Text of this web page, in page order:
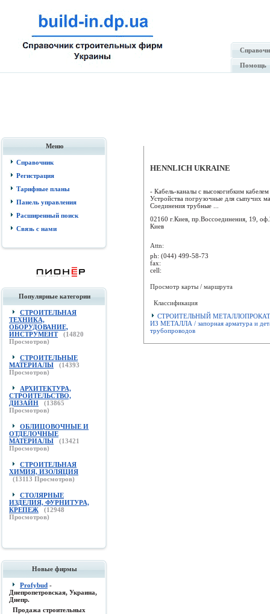
Помощь
Меню
Справочник
Регистрация
Тарифные планы
Панель управления
Расширенный поиск
Связь с нами
Популярные категории
СТРОИТЕЛЬНАЯ
ТЕХНИКА,
ОБОРУДОВАНИЕ,
ИНСТРУМЕНТ
(14820
Просмотров)
СТРОИТЕЛЬНЫЕ
МАТЕРИАЛЫ
(14393
Просмотров)
АРХИТЕКТУРА,
СТРОИТЕЛЬСТВО,
ДИЗАЙН
(13865
Просмотров)
ОБЛИЦОВОЧНЫЕ И
ОТДЕЛОЧНЫЕ
МАТЕРИАЛЫ
(13421
Просмотров)
СТРОИТЕЛЬНАЯ
ХИМИЯ, ИЗОЛЯЦИЯ
(13113 Просмотров)
СТОЛЯРНЫЕ
ИЗДЕЛИЯ, ФУРНИТУРА,
КРЕПЕЖ
(12948
Просмотров)
Новые фирмы
Profybud -
Днепропетровская, Украина,
Днепр.
Продажа строительных
HENNLICH UKRAINE
- Кабель-каналы с высокогибким кабелем
Устройства погрузочные для сыпучих
Соединения трубные ...
02160 г.Киев, пр.Воссоединения, 19,
Киев
Attn:
ph: (044) 499-58-73
fax:
cell:
Просмотр карты / маршрута
Классификация
СТРОИТЕЛЬНЫЙ
ИЗ МЕТАЛЛА / запорная арматура и
трубопроводов